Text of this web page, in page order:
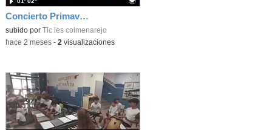
Concierto Primavera Taller Musica 2026 4d5
Contenido educativo.
subido por Tic ies colmenarejo
-hace 2 meses- 2 visualizaciones